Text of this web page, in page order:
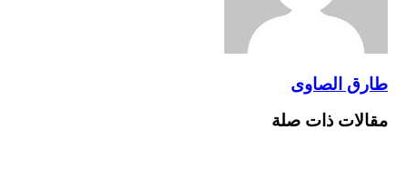
طارق الصاوى
مقالات ذات صلة